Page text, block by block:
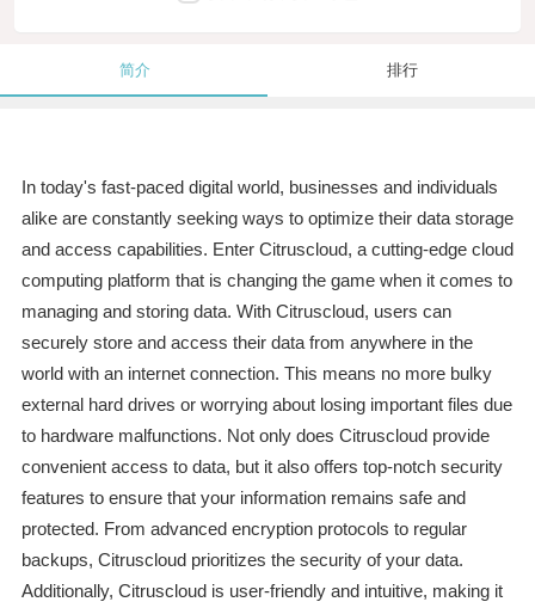
简介 排行
In today's fast-paced digital world, businesses and individuals
alike are constantly seeking ways to optimize their data storage
and access capabilities. Enter Citruscloud, a cutting-edge cloud
computing platform that is changing the game when it comes to
managing and storing data. With Citruscloud, users can
securely store and access their data from anywhere in the
world with an internet connection. This means no more bulky
external hard drives or worrying about losing important files due
to hardware malfunctions. Not only does Citruscloud provide
convenient access to data, but it also offers top-notch security
features to ensure that your information remains safe and
protected. From advanced encryption protocols to regular
backups, Citruscloud prioritizes the security of your data.
Additionally, Citruscloud is user-friendly and intuitive, making it